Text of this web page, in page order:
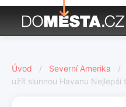
Úvod / Severní Amerika /
užít slunnou Havanu